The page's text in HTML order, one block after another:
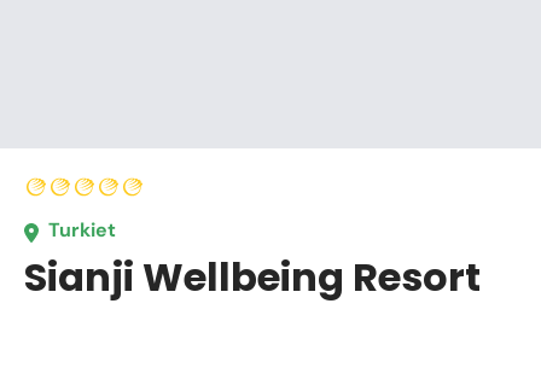
Turkiet
Sianji Wellbeing Resort